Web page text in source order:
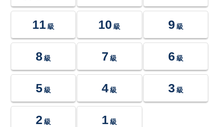
11 級 10 級 9 級
8 級 7 級 6 級
5 級 4 級 3 級
2 級 1 級